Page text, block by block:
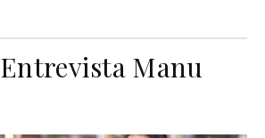
Entrevista Manu